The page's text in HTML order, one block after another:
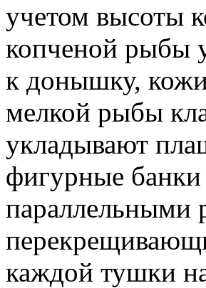
учетом высоты
копченой рыбы
к донышку,
мелкой рыбы
укладывают
фигурные
параллельными
каждой тушки